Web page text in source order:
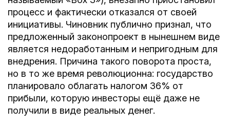
процесс и фактически отказался от своей
инициативы. Чиновник публично признал, что
предложенный законопроект в нынешнем виде
является недоработанным и непригодным для
внедрения. Причина такого поворота проста,
но в то же время революционна: государство
планировало облагать налогом 36% от
прибыли, которую инвесторы ещё даже не
получили в виде реальных денег.